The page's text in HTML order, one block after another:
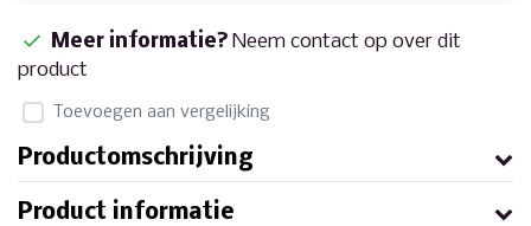
Meer informatie? Neem contact op over dit
product
Toevoegen aan vergelijking
Productomschrijving
Product informatie